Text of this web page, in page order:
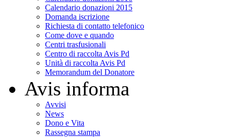
Calendario donazioni 2015
Domanda iscrizione
Richiesta di contatto telefonico
Come dove e quando
Centri trasfusionali
Centro di raccolta Avis Pd
Unità di raccolta Avis Pd
Memorandum del Donatore
Avis informa
Avvisi
News
Dono e Vita
Rassegna stampa